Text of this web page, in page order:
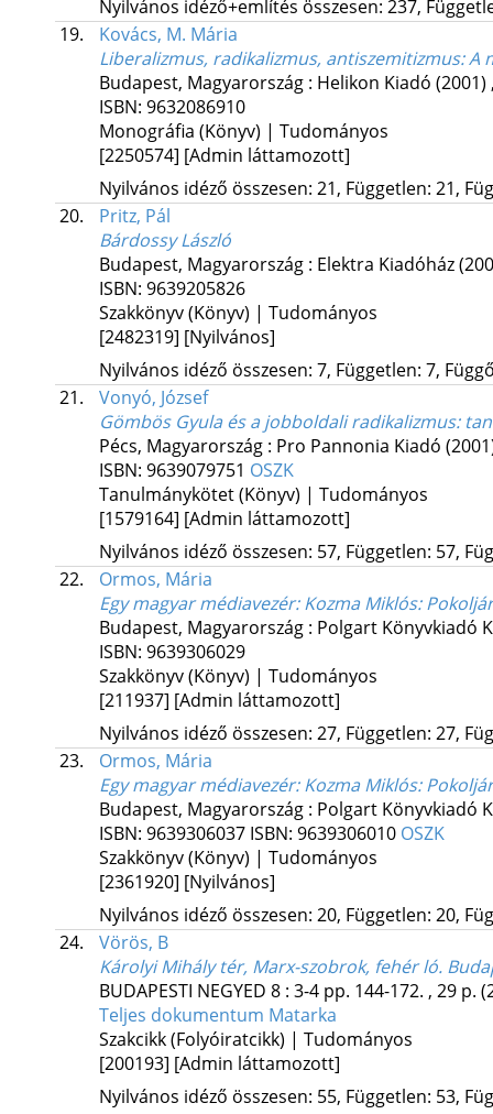
Nyilvános idéző+említés összesen: 237,
19.
Kovács, M. Mária
Liberalizmus, radikalizmus, antiszemitizmus: A
Budapest, Magyarország : Helikon Kiadó (2001)
ISBN: 9632086910
Monográfia (Könyv) | Tudományos
[2250574] [Admin láttamozott]
Nyilvános idéző összesen: 21, Független: 21,
20.
Pritz, Pál
Bárdossy László
Budapest, Magyarország : Elektra Kiadóház
ISBN: 9639205826
Szakkönyv (Könyv) | Tudományos
[2482319] [Nyilvános]
Nyilvános idéző összesen: 7, Független: 7,
21.
Vonyó, József
Gömbös Gyula és a jobboldali radikalizmus:
Pécs, Magyarország : Pro Pannonia Kiadó
ISBN: 9639079751 OSZK
Tanulmánykötet (Könyv) | Tudományos
[1579164] [Admin láttamozott]
Nyilvános idéző összesen: 57, Független: 57,
22.
Ormos, Mária
Egy magyar médiavezér: Kozma Miklós:
Budapest, Magyarország : Polgart Könyvkiadó
ISBN: 9639306029
Szakkönyv (Könyv) | Tudományos
[211937] [Admin láttamozott]
Nyilvános idéző összesen: 27, Független: 27,
23.
Ormos, Mária
Egy magyar médiavezér: Kozma Miklós:
Budapest, Magyarország : Polgart Könyvkiadó
ISBN: 9639306037 ISBN: 9639306010 OSZK
Szakkönyv (Könyv) | Tudományos
[2361920] [Nyilvános]
Nyilvános idéző összesen: 20, Független: 20,
24.
Vörös, B
Károlyi Mihály tér, Marx-szobrok, fehér ló.
BUDAPESTI NEGYED 8: 3-4 pp. 144-172. , 29 p.
Teljes dokumentum Matarka
Szakcikk (Folyóiratcikk) | Tudományos
[200193] [Admin láttamozott]
Nyilvános idéző összesen: 55, Független: 53,